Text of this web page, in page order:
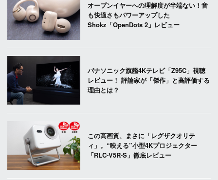
オープンイヤーへの理解度が半端ない！音
も快適さもパワーアップした
Shokz「OpenDots 2」レビュー
パナソニック旗艦4Kテレビ「Z95C」視聴
レビュー！ 評論家が「傑作」と高評価する
理由とは？
この高画質、まさに「レグザクオリテ
ィ」。“映える”小型4Kプロジェクター
「RLC-V5R-S」徹底レビュー